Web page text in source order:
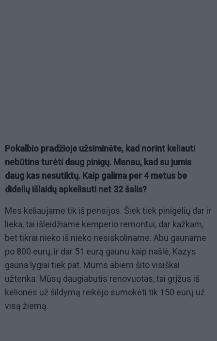
Pokalbio pradžioje užsiminėte, kad norint keliauti
nebūtina turėti daug pinigų. Manau, kad su jumis
daug kas nesutiktų. Kaip galima per 4 metus be
didelių išlaidų apkeliauti net 32 šalis?
Mes keliaujame tik iš pensijos. Šiek tiek pinigėlių dar ir
lieka, tai išleidžiame kemperio remontui, dar kažkam,
bet tikrai nieko iš nieko nesiskoliname. Abu gauname
po 800 eurų, ir dar 51 eurą gaunu kaip našlė, Kazys
gauna lygiai tiek pat. Mums abiem šito visiškai
užtenka. Mūsų daugiabutis renovuotas, tai grįžus iš
kelionės už šildymą reikėjo sumokėti tik 150 eurų už
visą žiemą.